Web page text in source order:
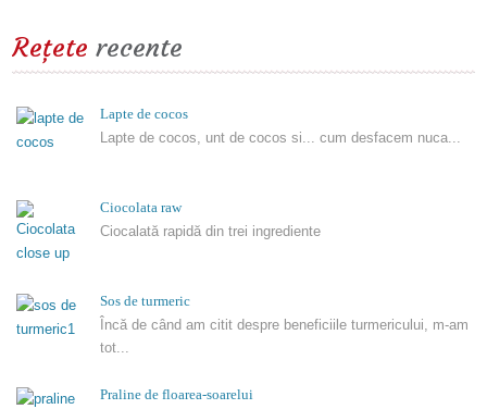
Reţete recente
Lapte de cocos
Lapte de cocos, unt de cocos si... cum desfacem nuca...
Ciocolata raw
Ciocalată rapidă din trei ingrediente
Sos de turmeric
Încă de când am citit despre beneficiile turmericului, m-am
tot...
Praline de floarea-soarelui